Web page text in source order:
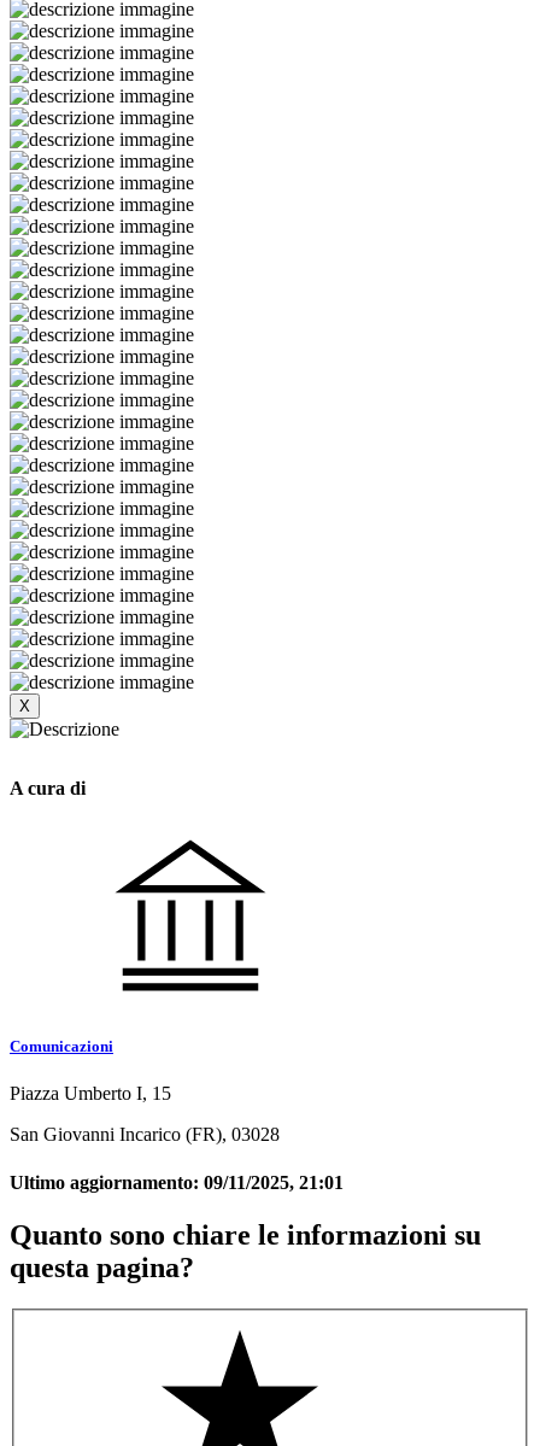
X
A cura di
Comunicazioni
Piazza Umberto I, 15
San Giovanni Incarico (FR), 03028
Ultimo aggiornamento: 09/11/2025, 21:01
Quanto sono chiare le informazioni su
questa pagina?